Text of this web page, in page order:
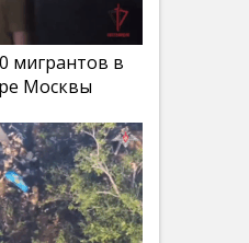
мигрантов в
Москвы